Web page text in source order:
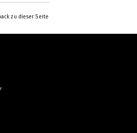
zu dieser Seite